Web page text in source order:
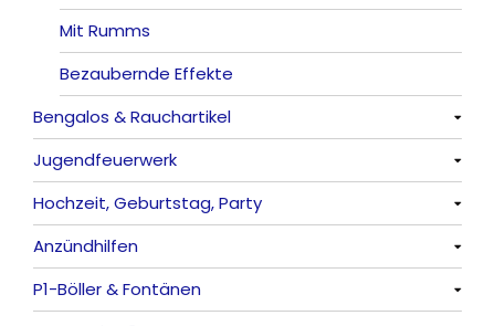
Reibkopfknaller
Frösche, Pfeiffer
Fontänen
Sonnen
Feuervögel
Römische Lichter
Mit Rumms
Bezaubernde Effekte
Bengalos & Rauchartikel
Alle anzeigen
Bengalos
Rauchartikel
Jugendfeuerwerk
Alle anzeigen
Hochzeit, Geburtstag, Party
Alle anzeigen
Feuerschriften
Anzündhilfen
Alle anzeigen
P1-Böller & Fontänen